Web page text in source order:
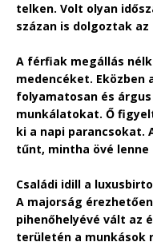
telken. Volt olyan
százan is dolgoztak az
A férfiak megállás
medencéket.
folyamatosan és
munkálatokat. Ő
ki a napi parancsokat.
tűnt, mintha övé lenne
Családi idill a
A majorság
pihenőhelyévé vált az
területén a munkások